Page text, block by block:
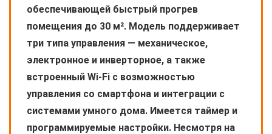
обеспечивающей быстрый прогрев
помещения до 30 м². Модель поддерживает
три типа управления — механическое,
электронное и инверторное, а также
встроенный Wi-Fi с возможностью
управления со смартфона и интеграции с
системами умного дома. Имеется таймер и
программируемые настройки. Несмотря на